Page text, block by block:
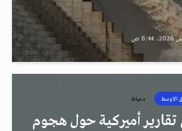
الاوسط دمياط
أميركية حول هجوم